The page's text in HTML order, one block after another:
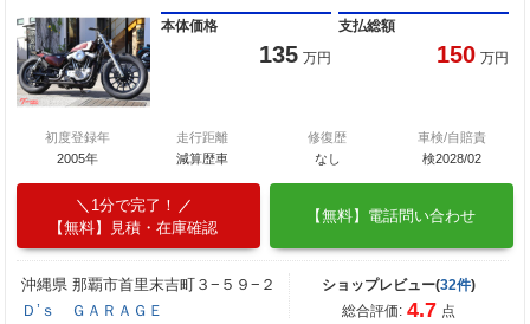
本体価格
135 万円
支払総額
150 万円
初度登録年
2005年
走行距離
減算歴車
修復歴
なし
車検/自賠責
検2028/02
1分で完了！
【無料】見積・在庫確認
【無料】電話問い合わせ
沖縄県 那覇市首里末吉町３−５９−２
Ｄ’ｓ ＧＡＲＡＧＥ
ショップレビュー(32件)
総合評価: 4.7 点